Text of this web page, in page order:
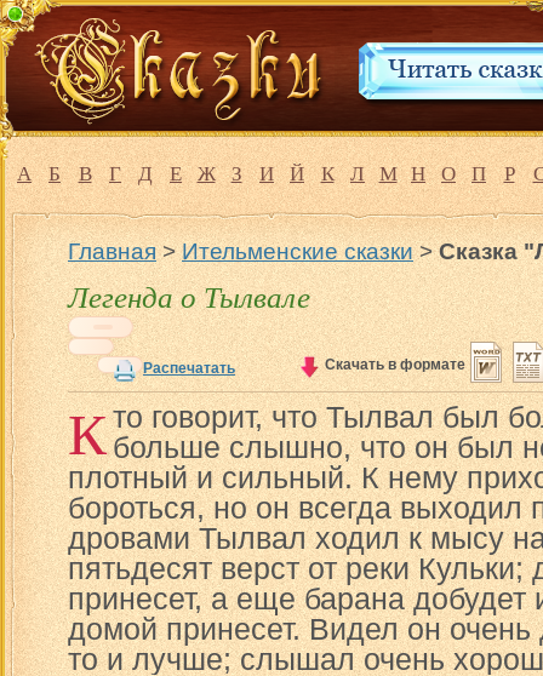
А Б В Г Д Е Ж З И Й К Л М Н О П Р
Главная>Ительменские сказки>Сказка
Легенда о Тылвале
Распечатать Скачать в формате
Кто говорит, что Тылвал был
больше слышно, что он был
плотный и сильный. К нему
бороться, но он всегда выходил
дровами Тылвал ходил к мысу
пятьдесят верст от реки Кульки;
принесет, а еще барана добудет
домой принесет. Видел он очень
то и лучше; слышал очень